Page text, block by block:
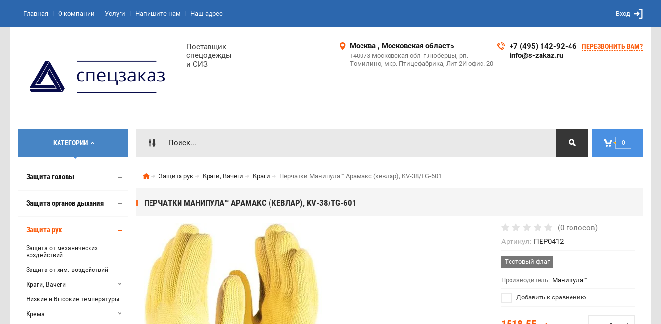
Главная О компании Услуги Напишите нам Наш адрес Вход
Поставщик
спецодежды
и СИЗ
Москва , Московская область
140073 Московская обл, г Люберцы, рп.
Томилино, мкр. Птицефабрика, Лит 2И офис. 20
+7 (495) 142-92-46
info@s-zakaz.ru
ПЕРЕЗВОНИТЬ ВАМ?
КАТЕГОРИИ 0
Защита головы
Защита органов дыхания
Защита рук
Защита от механических
воздействий
Защита от хим. воздействий
Краги, Вачеги
Низкие и Высокие температуры
Крема
Защита рук Краги, Вачеги Краги Перчатки Манипула™ Арамакс (кевлар), KV-38/TG-601
ПЕРЧАТКИ МАНИПУЛА™ АРАМАКС (КЕВЛАР), KV-38/TG-601
(0 голосов)
Артикул: ПЕР0412
Тестовый флаг
Производитель: Манипула™
Добавить к сравнению